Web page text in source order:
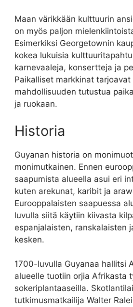
Maan värikkään kulttuurin
on myös paljon
Esimerkiksi Georgetownin
kokea lukuisia
karnevaaleja, konsertteja ja
Paikalliset markkinat tarjoavat
mahdollisuuden tutustua
ja ruokaan.
Historia
Guyanan historia on
monimutkainen. Ennen
saapumista alueella asui eri
kuten arekunat, karibit ja
Eurooppalaisten saapuessa
luvulla siitä käytiin kiivasta
espanjalaisten, ranskalaisten
kesken.
1700-luvulla Guyanaa hallitsi
alueelle tuotiin orjia Afrikasta
sokeriplantaaseilla.
tutkimusmatkailija Walter